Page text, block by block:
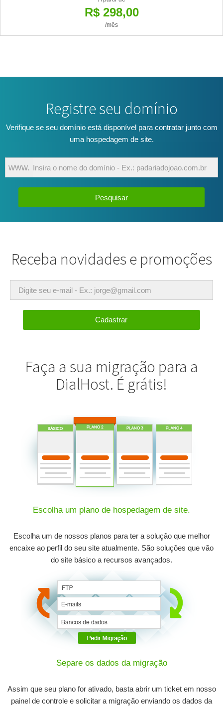
R$ 298,00
/mês
Registre seu domínio
Verifique se seu domínio está disponível para contratar junto com
uma hospedagem de site.
do
www.
Receba novidades e promoções
mail
Cadastrar
Faça a sua migração para a
DialHost. É grátis!
Escolha um plano de hospedagem de site.
Escolha um de nossos planos para ter a solução que melhor
encaixe ao perfil do seu site atualmente. São soluções que vão
do site básico a recursos avançados.
Separe os dados da migração
Assim que seu plano for ativado, basta abrir um ticket em nosso
painel de controle e solicitar a migração enviando os dados da